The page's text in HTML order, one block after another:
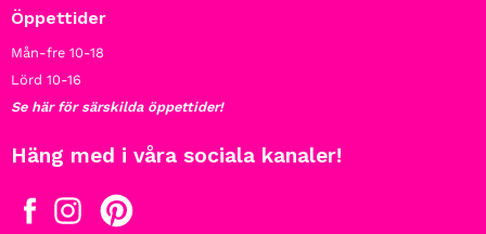
Öppettider
Mån-fre 10-18
Lörd 10-16
Se här för särskilda öppettider!
Häng med i våra sociala kanaler!